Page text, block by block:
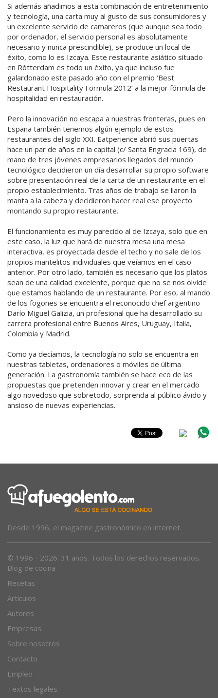
Si además añadimos a esta combinación de entretenimiento
y tecnología, una carta muy al gusto de sus consumidores y
un excelente servicio de camareros (que aunque sea todo
por ordenador, el servicio personal es absolutamente
necesario y nunca prescindible), se produce un local de
éxito, como lo es Izcaya. Este restaurante asiático situado
en Rótterdam es todo un éxito, ya que incluso fue
galardonado este pasado año con el premio ‘Best
Restaurant Hospitality Formula 2012’ a la mejor fórmula de
hospitalidad en restauración.
Pero la innovación no escapa a nuestras fronteras, pues en
España también tenemos algún ejemplo de estos
restaurantes del siglo XXI. Eatperience abrió sus puertas
hace un par de años en la capital (c/ Santa Engracia 169), de
mano de tres jóvenes empresarios llegados del mundo
tecnológico decidieron un día desarrollar su propio software
sobre presentación real de la carta de un restaurante en el
propio establecimiento. Tras años de trabajo se liaron la
manta a la cabeza y decidieron hacer real ese proyecto
montando su propio restaurante.
El funcionamiento es muy parecido al de Izcaya, solo que en
este caso, la luz que hará de nuestra mesa una mesa
interactiva, es proyectada desde el techo y no sale de los
propios mantelitos individuales que veíamos en el caso
anterior. Por otro lado, también es necesario que los platos
sean de una calidad excelente, porque que no se nos olvide
que estamos hablando de un restaurante. Por eso, al mando
de los fogones se encuentra el reconocido chef argentino
Darío Miguel Galizia, un profesional que ha desarrollado su
carrera profesional entre Buenos Aires, Uruguay, Italia,
Colombia y Madrid.
Como ya decíamos, la tecnología no solo se encuentra en
nuestras tabletas, ordenadores o móviles de última
generación. La gastronomía también se hace eco de las
propuestas que pretenden innovar y crear en el mercado
algo novedoso que sobretodo, sorprenda al público ávido y
ansioso de nuevas experiencias.
Desde 1996, el magazine gastronómico en internet.
© 1996 - 2026. 31 años. Todos los derechos reservados.
Blog de cocina
Recetas
Artículos
Autores
Empresas
Sobre nosotros
Contacto
Empleo
Textos legales